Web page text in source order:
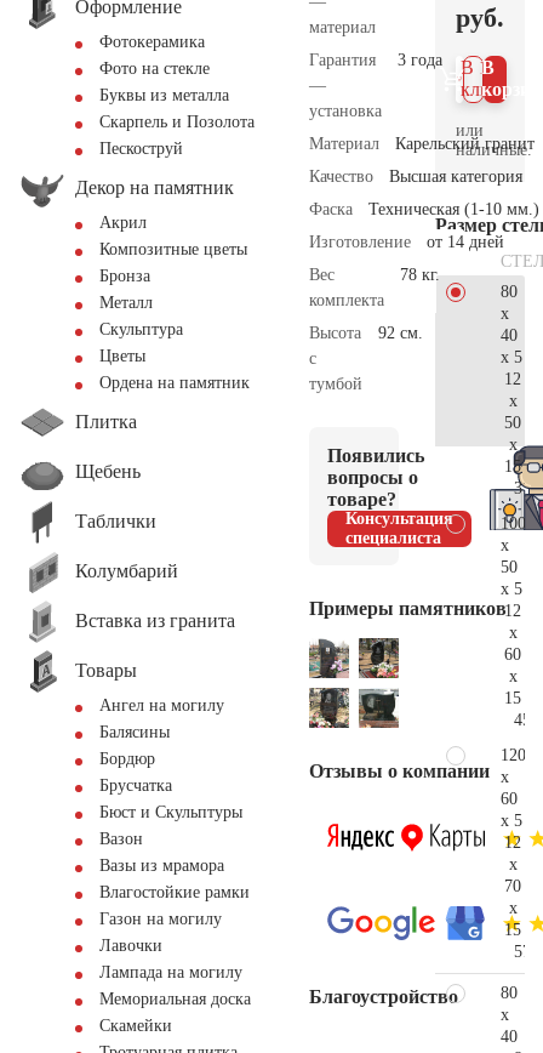
Оформление
Фотокерамика
Фото на стекле
Буквы из металла
Скарпель и Позолота
Пескоструй
Декор на памятник
Акрил
Композитные цветы
Бронза
Металл
Скульптура
Цветы
Ордена на памятник
Плитка
Щебень
Таблички
Колумбарий
Вставка из гранита
Товары
Ангел на могилу
Балясины
Бордюр
Брусчатка
Бюст и Скульптуры
Вазон
Вазы из мрамора
Влагостойкие рамки
Газон на могилу
Лавочки
Лампада на могилу
Мемориальная доска
Скамейки
материал
Гарантия
—
установка
3 года
Материал
Карельский гранит
Качество
Высшая категория
Фаска
Техническая (1-10 мм.)
Изготовление
от 14 дней
Вес
комплекта
78 кг.
Высота
с
тумбой
92 см.
Появились
вопросы о
товаре?
Консультация
специалиста
Примеры памятников
Отзывы о компании
Благоустройство
руб.
В
В 1
клик
или
наличные.
Размер
80
x
40
x 5
12
x
50
x
15
100
x
50
x 5
12
x
60
x
15
120
x
60
x 5
12
x
70
x
15
80
x
40